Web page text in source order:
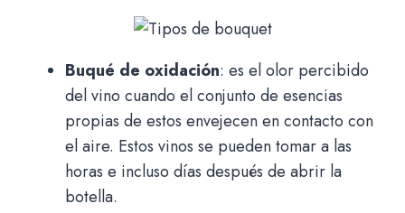
Buqué de oxidación: es el olor percibido
del vino cuando el conjunto de esencias
propias de estos envejecen en contacto con
el aire. Estos vinos se pueden tomar a las
horas e incluso días después de abrir la
botella.